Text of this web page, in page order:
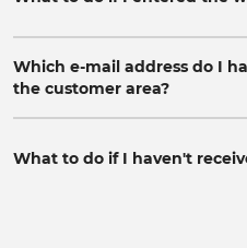
Which e-mail address do I
the customer area?
What to do if I haven't